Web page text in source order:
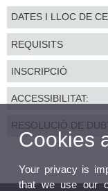
DATES I LLOC DE
REQUISITS
INSCRIPCIÓ
ACCESSIBILITAT:
RESOLUCIÓ DE
Cookies
Your privacy is
that we use our